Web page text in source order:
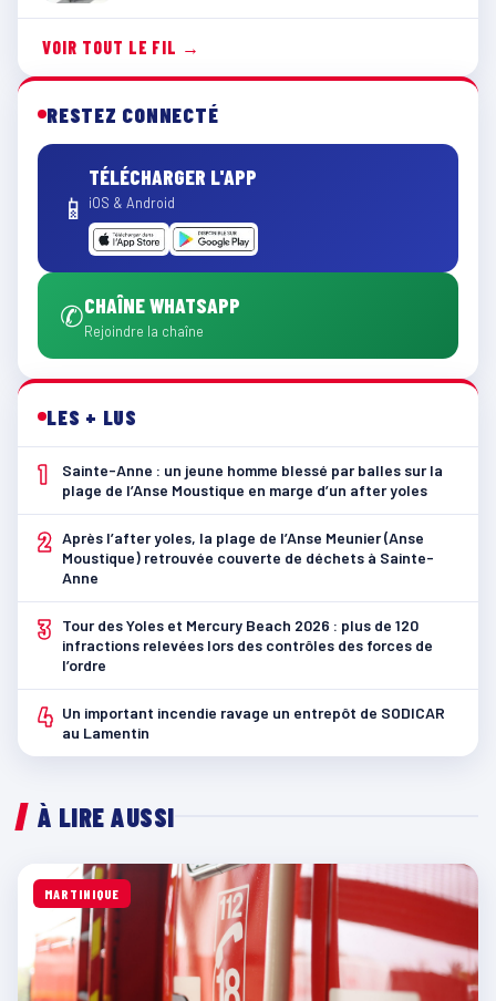
VOIR TOUT LE FIL →
RESTEZ CONNECTÉ
📱
TÉLÉCHARGER L'APP
iOS & Android
✆CHAÎNE WHATSAPP
Rejoindre la chaîne
LES + LUS
1
Sainte-Anne : un jeune homme blessé par balles sur la
plage de l’Anse Moustique en marge d’un after yoles
2 Après l’after yoles, la plage de l’Anse Meunier (Anse
Moustique) retrouvée couverte de déchets à Sainte-
Anne
3
Tour des Yoles et Mercury Beach 2026 : plus de 120
infractions relevées lors des contrôles des forces de
l’ordre
4 Un important incendie ravage un entrepôt de SODICAR
au Lamentin
À LIRE AUSSI
MARTINIQUE